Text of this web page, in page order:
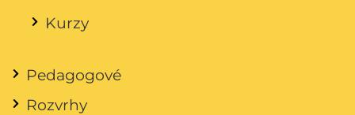
Kurzy
Pedagogové
Rozvrhy